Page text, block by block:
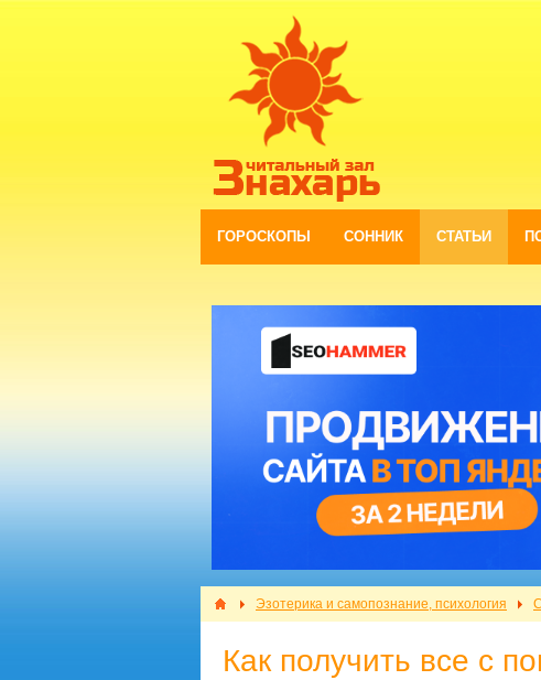
ГОРОСКОПЫ СОННИК СТАТЬИ
Эзотерика и самопознание, психология
Как получить все с